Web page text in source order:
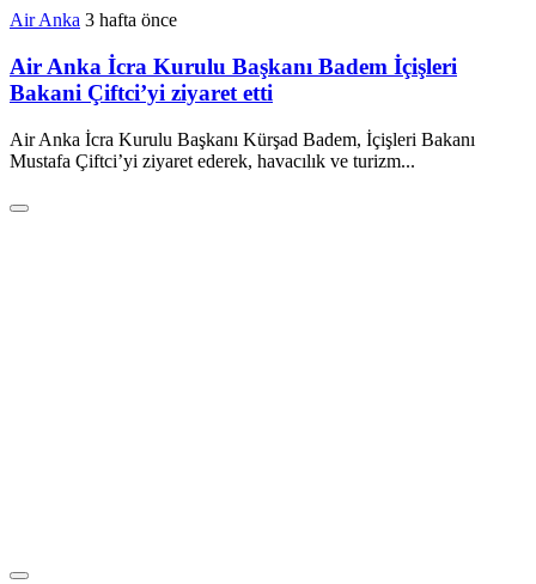
Air Anka 3 hafta önce
Air Anka İcra Kurulu Başkanı Badem İçişleri
Bakani Çiftci’yi ziyaret etti
Air Anka İcra Kurulu Başkanı Kürşad Badem, İçişleri Bakanı
Mustafa Çiftci’yi ziyaret ederek, havacılık ve turizm...